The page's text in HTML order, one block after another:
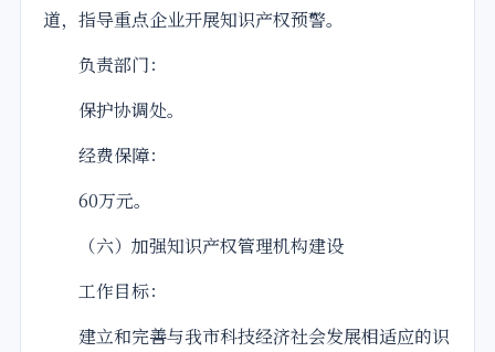
道，指导重点企业开展知识产权预警。
负责部门：
保护协调处。
经费保障：
60万元。
（六）加强知识产权管理机构建设
工作目标：
建立和完善与我市科技经济社会发展相适应的识